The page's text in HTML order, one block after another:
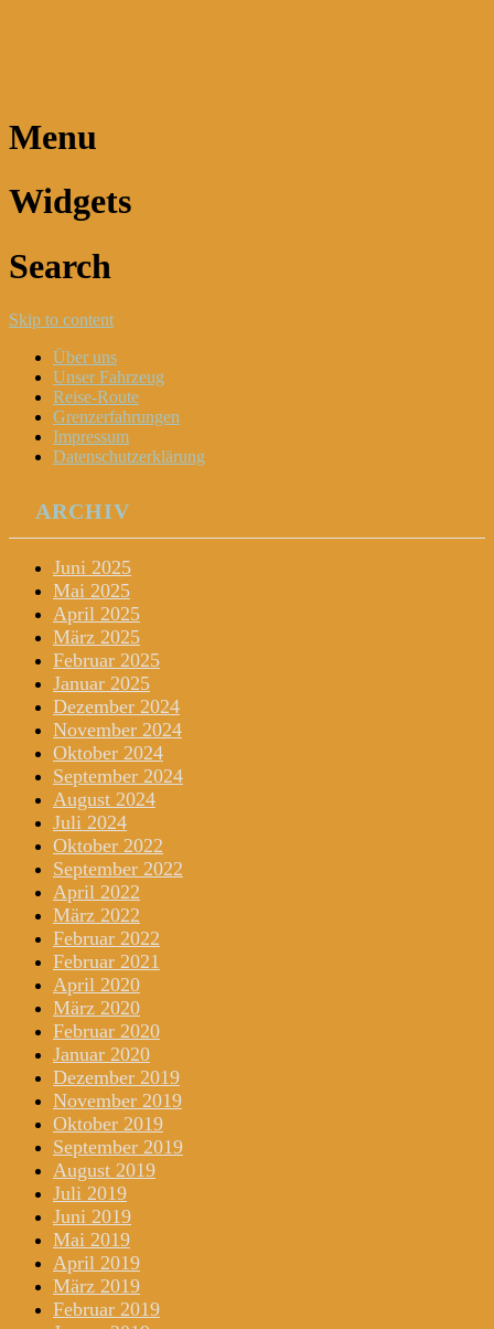
Menu
Widgets
Search
Skip to content
Über uns
Unser Fahrzeug
Reise-Route
Grenzerfahrungen
Impressum
Datenschutzerklärung
ARCHIV
Juni 2025
Mai 2025
April 2025
März 2025
Februar 2025
Januar 2025
Dezember 2024
November 2024
Oktober 2024
September 2024
August 2024
Juli 2024
Oktober 2022
September 2022
April 2022
März 2022
Februar 2022
Februar 2021
April 2020
März 2020
Februar 2020
Januar 2020
Dezember 2019
November 2019
Oktober 2019
September 2019
August 2019
Juli 2019
Juni 2019
Mai 2019
April 2019
März 2019
Februar 2019